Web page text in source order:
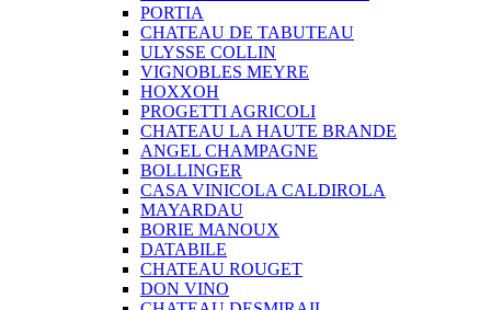
PORTIA
CHATEAU DE TABUTEAU
ULYSSE COLLIN
VIGNOBLES MEYRE
HOXXOH
PROGETTI AGRICOLI
CHATEAU LA HAUTE BRANDE
ANGEL CHAMPAGNE
BOLLINGER
CASA VINICOLA CALDIROLA
MAYARDAU
BORIE MANOUX
DATABILE
CHATEAU ROUGET
DON VINO